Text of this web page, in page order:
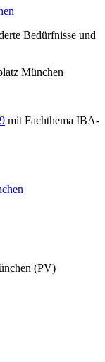
Bedürfnisse und
München
mit Fachthema IBA-
(PV)